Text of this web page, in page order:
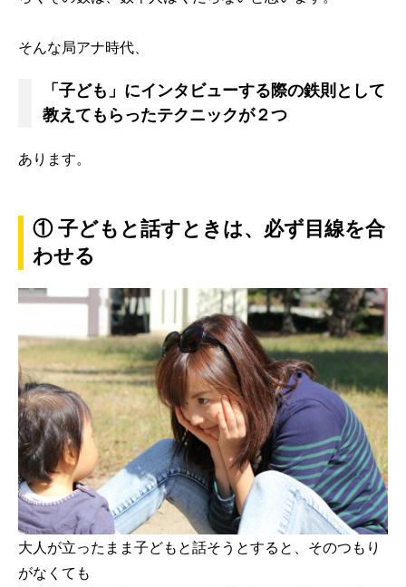
そんな局アナ時代、
「子ども」にインタビューする際の鉄則として
教えてもらったテクニックが２つ
あります。
① 子どもと話すときは、必ず目線を合
わせる
大人が立ったまま子どもと話そうとすると、そのつもり
がなくても